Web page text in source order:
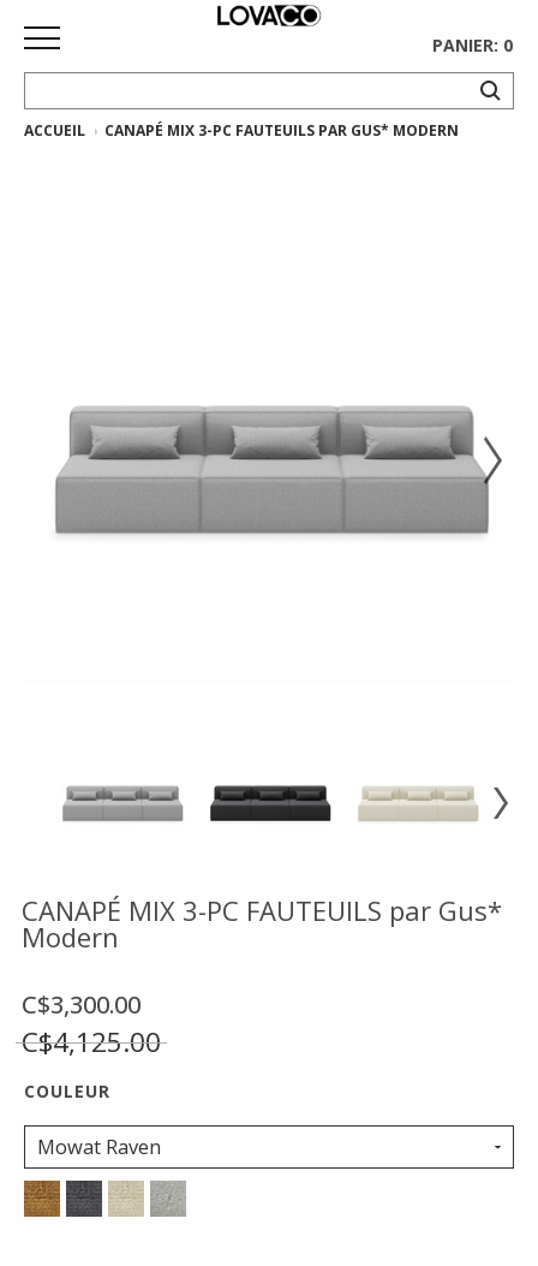
ACCUEIL
Collection
Gus*
Tapis
Vente
LISTE
DE
PANIER: 0
ACCUEIL CANAPÉ MIX 3-PC FAUTEUILS PAR GUS* MODERN
CANAPÉ MIX 3-PC FAUTEUILS par Gus*
Modern
C$3,300.00
C$4,125.00
Mowat Raven